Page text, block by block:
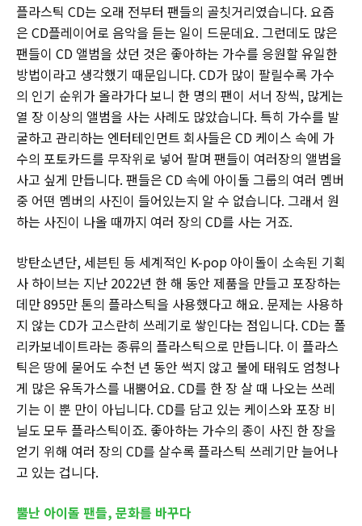
플라스틱 CD는 오래 전부터 팬들의 골칫거리였습니다. 요즘
은 CD플레이어로 음악을 듣는 일이 드문데요. 그런데도 많은
팬들이 CD 앨범을 샀던 것은 좋아하는 가수를 응원할 유일한
방법이라고 생각했기 때문입니다. CD가 많이 팔릴수록 가수
의 인기 순위가 올라가다 보니 한 명의 팬이 서너 장씩, 많게는
열 장 이상의 앨범을 사는 사례도 많았습니다. 특히 가수를 발
굴하고 관리하는 엔터테인먼트 회사들은 CD 케이스 속에 가
수의 포토카드를 무작위로 넣어 팔며 팬들이 여러장의 앨범을
사고 싶게 만듭니다. 팬들은 CD 속에 아이돌 그룹의 여러 멤버
중 어떤 멤버의 사진이 들어있는지 알 수 없습니다. 그래서 원
하는 사진이 나올 때까지 여러 장의 CD를 사는 거죠.
방탄소년단, 세븐틴 등 세계적인 K-pop 아이돌이 소속된 기획
사 하이브는 지난 2022년 한 해 동안 제품을 만들고 포장하는
데만 895만 톤의 플라스틱을 사용했다고 해요. 문제는 사용하
지 않는 CD가 고스란히 쓰레기로 쌓인다는 점입니다. CD는 폴
리카보네이트라는 종류의 플라스틱으로 만듭니다. 이 플라스
틱은 땅에 묻어도 수천 년 동안 썩지 않고 불에 태워도 엄청나
게 많은 유독가스를 내뿜어요. CD를 한 장 살 때 나오는 쓰레
기는 이 뿐 만이 아닙니다. CD를 담고 있는 케이스와 포장 비
닐도 모두 플라스틱이죠. 좋아하는 가수의 종이 사진 한 장을
얻기 위해 여러 장의 CD를 살수록 플라스틱 쓰레기만 늘어나
고 있는 겁니다.
뿔난 아이돌 팬들, 문화를 바꾸다